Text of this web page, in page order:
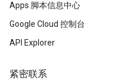
Apps 脚本信息中心
Google Cloud 控制台
API Explorer
紧密联系